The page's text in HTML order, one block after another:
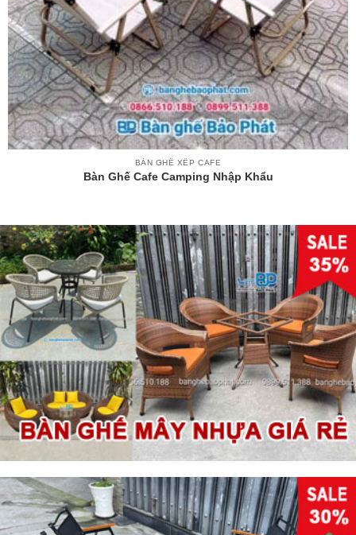
BÀN GHẾ XẾP CAFE
Bàn Ghế Cafe Camping Nhập Khẩu